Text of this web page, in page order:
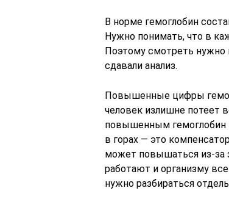
В норме гемоглобин
Нужно понимать, что в
Поэтому смотреть нужно
сдавали анализ.
Повышенные цифры
человек излишне потеет
повышенным гемоглобин
в горах — это
может повышаться из-за
работают и организму
нужно разбираться